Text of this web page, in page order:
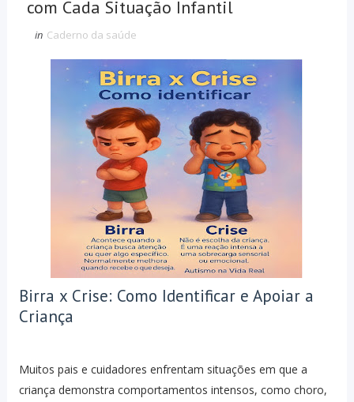
com Cada Situação Infantil
in Caderno da saúde
Birra x Crise: Como Identificar e Apoiar a
Criança
Muitos pais e cuidadores enfrentam situações em que a
criança demonstra comportamentos intensos, como choro,